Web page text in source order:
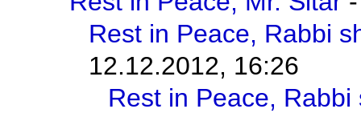
Rest in Peace, Rabbi
12.12.2012, 16:26
Rest in Peace, Rabbi